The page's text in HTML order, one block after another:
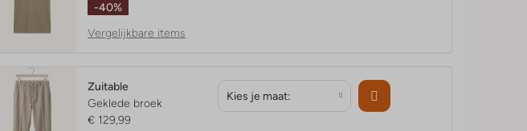
-40%
Vergelijkbare items
Zuitable
Geklede broek
€ 129,99
Kies je maat: